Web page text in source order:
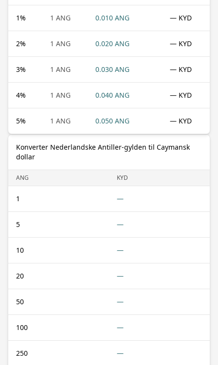
1% 1 ANG 0.010 ANG — KYD
2% 1 ANG 0.020 ANG — KYD
3% 1 ANG 0.030 ANG — KYD
4% 1 ANG 0.040 ANG — KYD
5% 1 ANG 0.050 ANG — KYD
Konverter Nederlandske Antiller-gylden til Caymansk
dollar
ANG KYD
1 —
5 —
10 —
20 —
50 —
100 —
250 —